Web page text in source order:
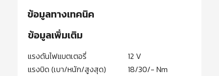
ข้อมูลทางเทคนิค
ข้อมูลเพิ่มเติม
แรงดันไฟแบตเตอรี่
12 V
แรงบิด (เบา/หนัก/สูงสุด)
18/30/- Nm